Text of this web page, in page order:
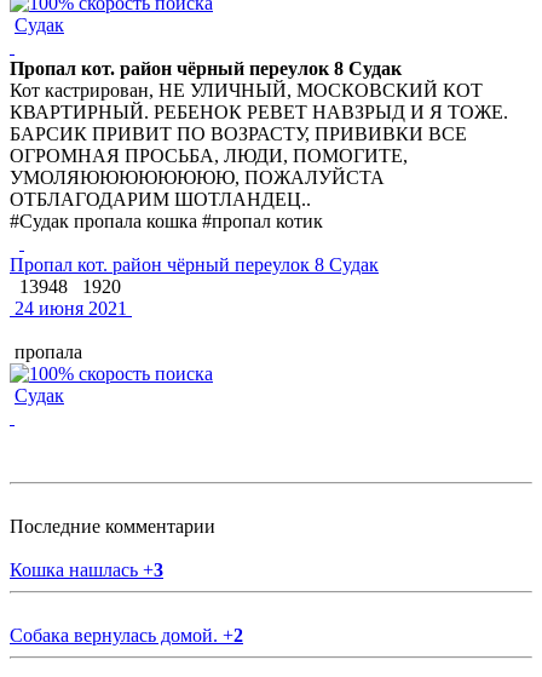
Судак
Пропал кот. район чёрный переулок 8 Судак
Кот кастрирован, НЕ УЛИЧНЫЙ, МОСКОВСКИЙ КОТ
КВАРТИРНЫЙ. РЕБЕНОК РЕВЕТ НАВЗРЫД И Я ТОЖЕ.
БАРСИК ПРИВИТ ПО ВОЗРАСТУ, ПРИВИВКИ ВСЕ
ОГРОМНАЯ ПРОСЬБА, ЛЮДИ, ПОМОГИТЕ,
УМОЛЯЮЮЮЮЮЮЮЮ, ПОЖАЛУЙСТА
ОТБЛАГОДАРИМ ШОТЛАНДЕЦ..
#Судак пропала кошка #пропал котик
Пропал кот. район чёрный переулок 8 Судак
13948
1920
24 июня 2021
пропала
Судак
Последние комментарии
Кошка нашлась +3
Собака вернулась домой. +2